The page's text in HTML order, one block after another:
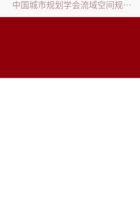
中国城市规划学会流域空间规划分会